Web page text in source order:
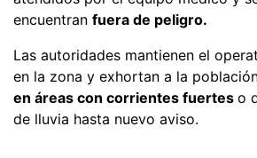
encuentran fuera de peligro.
Las autoridades mantienen el
en la zona y exhortan a la
en áreas con corrientes fuertes o
de lluvia hasta nuevo aviso.